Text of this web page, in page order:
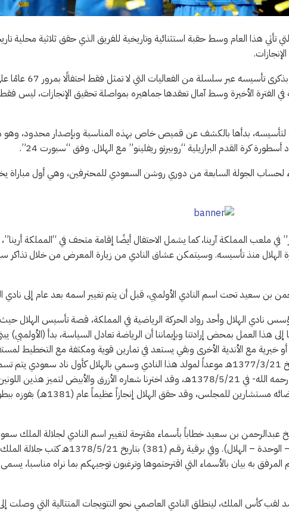
الهلال بذكرى تأسيسه – الذكرى الـ 67 – والتي تأتي هذا العام وسط حقبة استثنائية وتاريخية للفريق الذي حقق ثلاثية
وبشكل مغاير عن السنوات الماضية، يأتي احتفال
في الفترة الأخيرة وسط آمال تعقدها جماهيره بمواصلة تحقيق الإنجازات، ليس
ويستعد الهلال لاحتفالات صاخبة تزامنًا مع الذكرى الـ67 لتأسيسه، بدأها بالكشف عن قميص خاص بهذه المناسبة وبإصدار
لحساب الجولة السابعة من دوري روشن السعودي للمحترفين، وهي أول مباراة
في ملعب المملكة آرينا، كما يشمل الاحتفال أيضًا إقامة متحف في “المملكة
الهلال منذ تأسيسه. وسيتمكن عشاق النادي من زيارة المعرض من خلال تذاكر
نادي الهلال وأحد رواد الحركة الرياضية في المملكة، قصة تأسيس الهلال
هذا العمل بمحض إرادتنا وبإيماننا أن الرياضة تعادل السياسة، بدأ (الأولمبي)
خيرية مع الأندية الأخرى وبقي يستعد في تمارين قوية ومكثفة مع التخطيط
بعد أن انضم إليه عدد كبير من اللاعبين، وكان هذا التاريخ 1377/3/21هـ موعداً لمولد هذا النادي وسمي بالهلال كأول ناد سعودي
ملكي) كريم من الملك سعود بن عبد العزيز آل سعود -رحمه الله- في 1378/5/21هـ، وقد اخترنا شعاره الأزرق والأبيض
الأندية الأخرى، وعينت مجلساً لإدارة النادي ضم بين أعضائه مستشارين للمجلس،
عبدالرحمن بن سعيد خطاباً بأسماء مقترحة لتغيير اسم النادي لجلالة الملك
العزيز آل سعود -رحمه الله- وهي ثلاثة أسماء (اليمامة – الوحدة – الهلال). وفي برقية
به بيان بالأسماء التي اقترحتموها وترغبون توجيهكم بما نراه مناسبا،